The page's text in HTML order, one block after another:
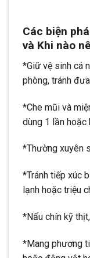
Các biện
và Khi nào
*Giữ vệ sinh cá
phòng, tránh
*Che mũi và
dùng 1 lần
*Thường xuyên
*Tránh tiếp xúc
lạnh hoặc triệu
*Nấu chín kỹ
*Mang phương